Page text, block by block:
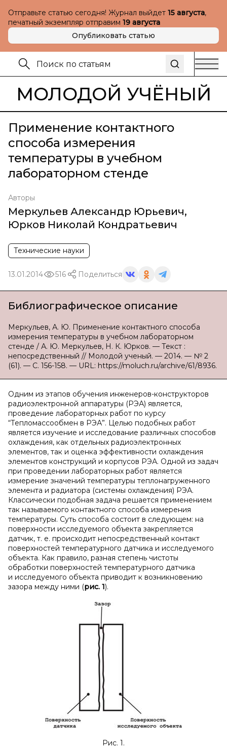
Отправьте статью сегодня! Журнал выйдет 15 августа,
печатный экземпляр отправим 19 августа
Опубликовать статью
МОЛОДОЙ УЧЁНЫЙ
Применение контактного
способа измерения
температуры в учебном
лабораторном стенде
Авторы
Меркульев Александр Юрьевич,
Юрков Николай Кондратьевич
Технические науки
13.01.2014 516 Поделиться
Библиографическое описание
Меркульев, А. Ю. Применение контактного способа
измерения температуры в учебном лабораторном
стенде / А. Ю. Меркульев, Н. К. Юрков. — Текст :
непосредственный // Молодой ученый. — 2014. — № 2
(61). — С. 156-158. — URL: https://moluch.ru/archive/61/8936.
Одним из этапов обучения инженеров-конструкторов
радиоэлектронной аппаратуры (РЭА) является,
проведение лабораторных работ по курсу
“Тепломассообмен в РЭА”. Целью подобных работ
является изучение и исследование различных способов
охлаждения, как отдельных радиоэлектронных
элементов, так и оценка эффективности охлаждения
элементов конструкций и корпусов РЭА. Одной из задач
при проведении лабораторных работ является
измерение значений температуры теплонагруженного
элемента и радиатора (системы охлаждения) РЭА.
Классически подобная задача решается применением
так называемого контактного способа измерения
температуры. Суть способа состоит в следующем: на
поверхности исследуемого объекта закрепляется
датчик, т. е. происходит непосредственный контакт
поверхностей температурного датчика и исследуемого
объекта. Как правило, разная степень чистоты
обработки поверхностей температурного датчика
и исследуемого объекта приводит к возникновению
зазора между ними (рис. 1).
Рис. 1.